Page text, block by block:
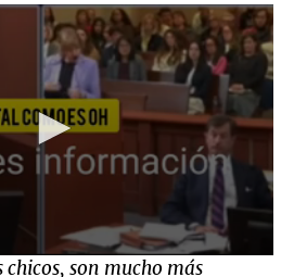
son mucho más